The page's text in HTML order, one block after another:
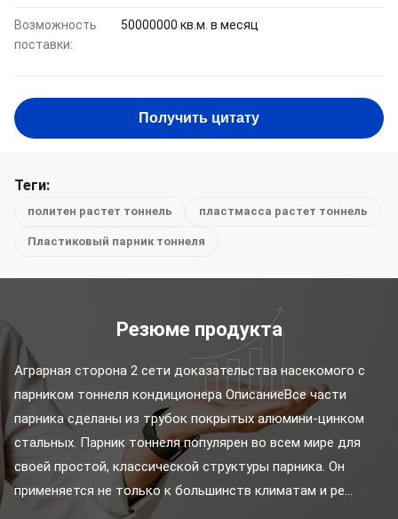
Возможность
поставки:
50000000 кв.м. в месяц
Получить цитату
Теги:
политен растет тоннель пластмасса растет тоннель
Пластиковый парник тоннеля
Резюме продукта
Аграрная сторона 2 сети доказательства насекомого с
парником тоннеля кондиционера ОписаниеВсе части
парника сделаны из трубок покрытых алюмини-цинком
стальных. Парник тоннеля популярен во всем мире для
своей простой, классической структуры парника. Он
применяется не только к большинств климатам и ре...